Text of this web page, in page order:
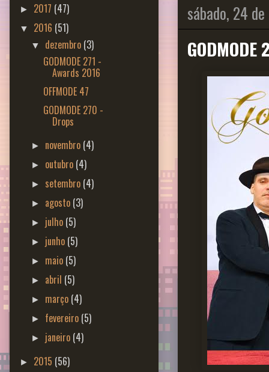
sábado, 24
► 2017 (47)
▼ 2016 (51)
▼ dezembro (3)
GODMODE 271 -
Awards 2016
OFFMODE 47
GODMODE 270 -
Drops
► novembro (4)
► outubro (4)
► setembro (4)
► agosto (3)
► julho (5)
► junho (5)
► maio (5)
► abril (5)
► março (4)
► fevereiro (5)
► janeiro (4)
► 2015 (56)